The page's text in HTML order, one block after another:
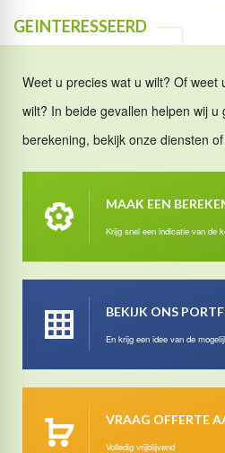
GEINTERESSEERD
Weet u precies wat u wilt? Of weet
wilt? In beide gevallen helpen wij u
berekening, bekijk onze diensten
MAAK EEN
Krijg snel een indicatie van de
BEKIJK ONS
En krijg een idee van de
VRAAG OFFERTE
Volledig vrijblijvend